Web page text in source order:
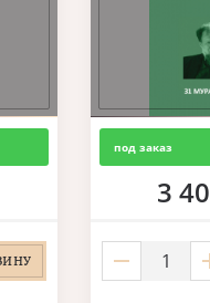
под заказ
3